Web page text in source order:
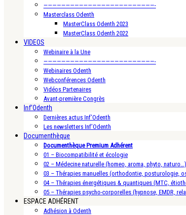
—————————————————————————-
Masterclass Odenth
MasterClass Odenth 2023
MasterClass Odenth 2022
VIDEOS
Webinaire à la Une
—————————————————————————-
Webinaires Odenth
Webconférences Odenth
Vidéos Partenaires
Avant-première Congrès
Inf’Odenth
Dernières actus Inf’Odenth
Les newsletters Inf’Odenth
Documenthèque
Documenthèque Premium Adhérent
01 – Biocompatibilité et écologie
02 – Médecine naturelle (homeo, aroma, phyto, naturo…)
03 – Thérapies manuelles (orthodontie, posturologie,
04 – Thérapies énergétiques & quantiques (MTC,
05 – Thérapies psycho-corporelles (hypnose, EMDR,
ESPACE ADHÉRENT
Adhésion à Odenth